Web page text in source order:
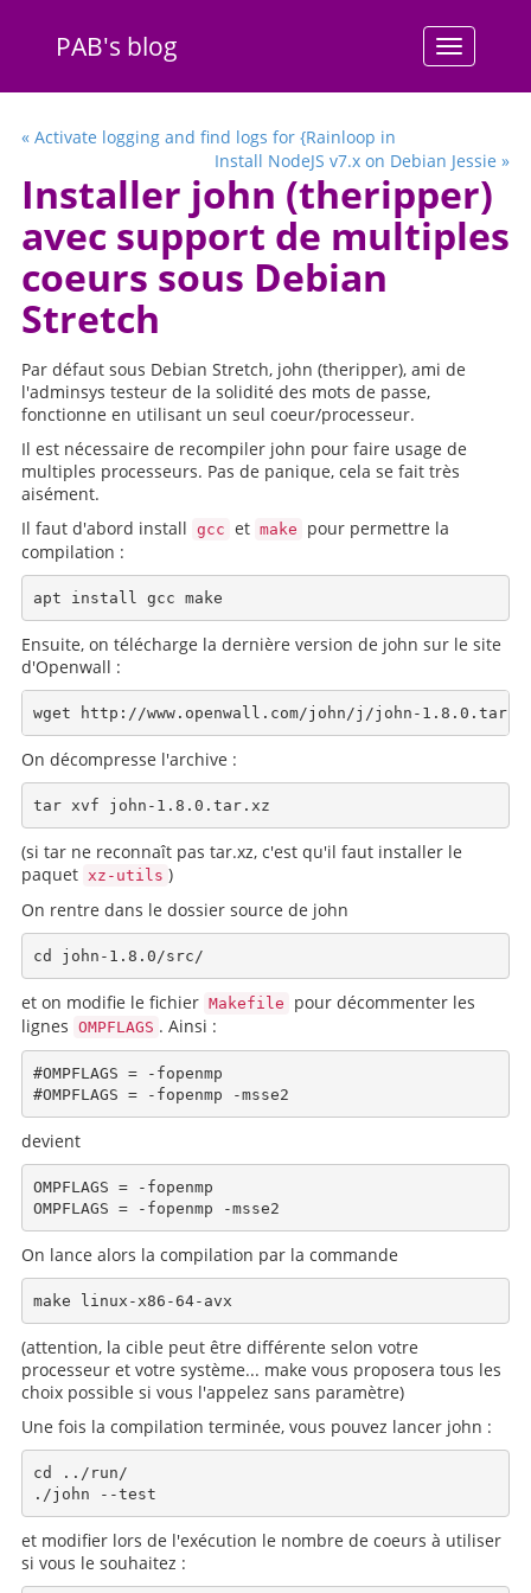
Menu
PAB's blog
« Activate logging and find logs for {Rainloop in
Install NodeJS v7.x on Debian Jessie »
Installer john (theripper)
avec support de multiples
coeurs sous Debian
Stretch
Par défaut sous Debian Stretch, john (theripper), ami de
l'adminsys testeur de la solidité des mots de passe,
fonctionne en utilisant un seul coeur/processeur.
Il est nécessaire de recompiler john pour faire usage de
multiples processeurs. Pas de panique, cela se fait très
aisément.
Il faut d'abord install gcc et make
pour permettre la
compilation :
Ensuite, on télécharge la dernière version de john sur le site
d'Openwall :
On décompresse l'archive :
(si tar ne reconnaît pas tar.xz, c'est qu'il faut installer le
paquet xz-utils )
On rentre dans le dossier source de john
et on modifie le fichier Makefile
pour décommenter les
lignes OMPFLAGS . Ainsi :
#OMPFLAGS = -fopenmp
devient
OMPFLAGS = -fopenmp
On lance alors la compilation par la commande
(attention, la cible peut être différente selon votre
processeur et votre système... make vous proposera tous les
choix possible si vous l'appelez sans paramètre)
Une fois la compilation terminée, vous pouvez lancer john :
cd ../run/
et modifier lors de l'exécution le nombre de coeurs à utiliser
si vous le souhaitez :